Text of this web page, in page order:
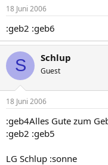
18 Juni 2006
:geb2 :geb6
S Schlup
Guest
18 Juni 2006
:geb4Alles Gute zum
:geb2 :geb5
LG Schlup :sonne